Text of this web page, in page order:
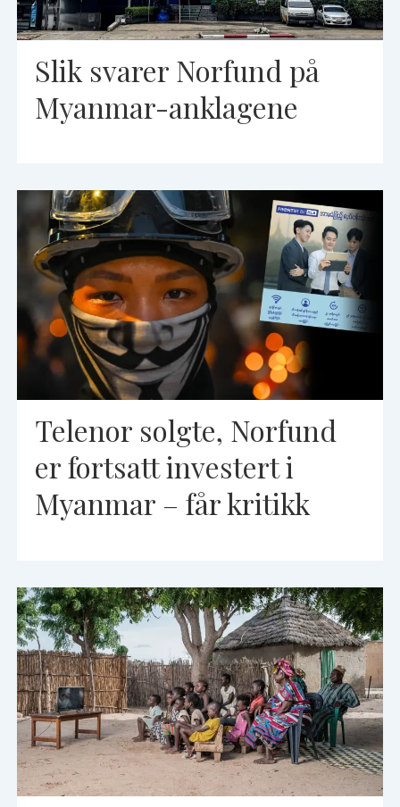
Slik svarer Norfund på
Myanmar-anklagene
Telenor solgte, Norfund
er fortsatt investert i
Myanmar – får kritikk